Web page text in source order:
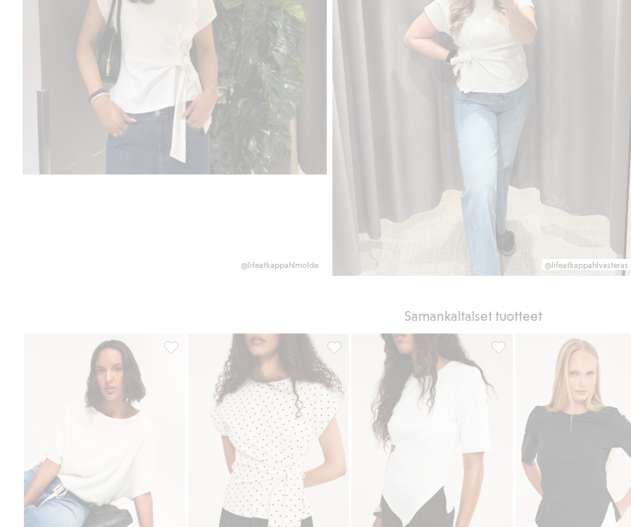
@lifeatkappahlmolde @lifeatkappahlvasteras
Samankaltaiset tuotteet
Lyhythihainen paita kiristysnyörillä, Lisää suosikkeihinPistekuvioinen paita, jossa on solmittava nauha, Lisää
Lyhythihainen